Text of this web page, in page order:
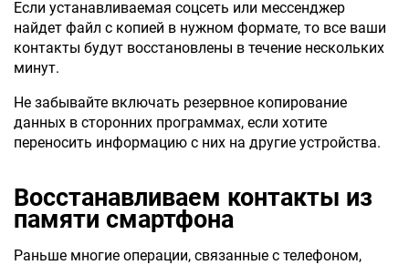
Если устанавливаемая соцсеть или мессенджер
найдет файл с копией в нужном формате, то все ваши
контакты будут восстановлены в течение нескольких
минут.
Не забывайте включать резервное копирование
данных в сторонних программах, если хотите
переносить информацию с них на другие устройства.
Восстанавливаем контакты из
памяти смартфона
Раньше многие операции, связанные с телефоном,